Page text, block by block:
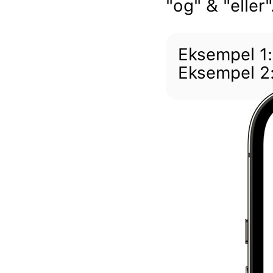
"og" &
Eksempel
Eksempel